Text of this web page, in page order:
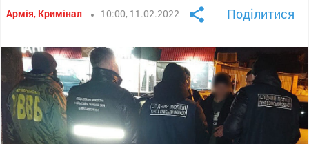
Армія, Кримінал 10:00, 11.02.2022 Поділитися